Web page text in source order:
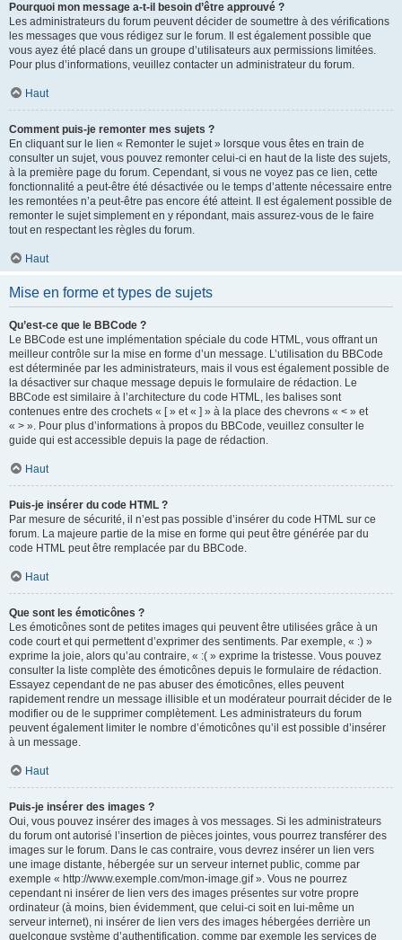
Pourquoi mon message a-t-il besoin d’être approuvé ?
Les administrateurs du forum peuvent décider de soumettre à des vérifications
les messages que vous rédigez sur le forum. Il est également possible que
vous ayez été placé dans un groupe d’utilisateurs aux permissions limitées.
Pour plus d’informations, veuillez contacter un administrateur du forum.
Haut
Comment puis-je remonter mes sujets ?
En cliquant sur le lien « Remonter le sujet » lorsque vous êtes en train de
consulter un sujet, vous pouvez remonter celui-ci en haut de la liste des sujets,
à la première page du forum. Cependant, si vous ne voyez pas ce lien, cette
fonctionnalité a peut-être été désactivée ou le temps d’attente nécessaire entre
les remontées n’a peut-être pas encore été atteint. Il est également possible de
remonter le sujet simplement en y répondant, mais assurez-vous de le faire
tout en respectant les règles du forum.
Haut
Mise en forme et types de sujets
Qu’est-ce que le BBCode ?
Le BBCode est une implémentation spéciale du code HTML, vous offrant un
meilleur contrôle sur la mise en forme d’un message. L’utilisation du BBCode
est déterminée par les administrateurs, mais il vous est également possible de
la désactiver sur chaque message depuis le formulaire de rédaction. Le
BBCode est similaire à l’architecture du code HTML, les balises sont
contenues entre des crochets « [ » et « ] » à la place des chevrons « < » et
« > ». Pour plus d’informations à propos du BBCode, veuillez consulter le
guide qui est accessible depuis la page de rédaction.
Haut
Puis-je insérer du code HTML ?
Par mesure de sécurité, il n’est pas possible d’insérer du code HTML sur ce
forum. La majeure partie de la mise en forme qui peut être générée par du
code HTML peut être remplacée par du BBCode.
Haut
Que sont les émoticônes ?
Les émoticônes sont de petites images qui peuvent être utilisées grâce à un
code court et qui permettent d’exprimer des sentiments. Par exemple, « :) »
exprime la joie, alors qu’au contraire, « :( » exprime la tristesse. Vous pouvez
consulter la liste complète des émoticônes depuis le formulaire de rédaction.
Essayez cependant de ne pas abuser des émoticônes, elles peuvent
rapidement rendre un message illisible et un modérateur pourrait décider de le
modifier ou de le supprimer complètement. Les administrateurs du forum
peuvent également limiter le nombre d’émoticônes qu’il est possible d’insérer
à un message.
Haut
Puis-je insérer des images ?
Oui, vous pouvez insérer des images à vos messages. Si les administrateurs
du forum ont autorisé l’insertion de pièces jointes, vous pourrez transférer des
images sur le forum. Dans le cas contraire, vous devrez insérer un lien vers
une image distante, hébergée sur un serveur internet public, comme par
exemple « http://www.exemple.com/mon-image.gif ». Vous ne pourrez
cependant ni insérer de lien vers des images présentes sur votre propre
ordinateur (à moins, bien évidemment, que celui-ci soit en lui-même un
serveur internet), ni insérer de lien vers des images hébergées derrière un
quelconque système d’authentification, comme par exemple les services de